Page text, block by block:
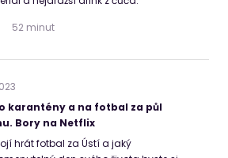
52 minut
karantény a na fotbal za půl
Bory na Netflix
hrát fotbal za Ústí a jaký